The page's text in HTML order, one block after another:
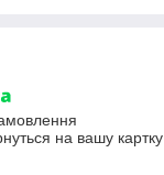
на вашу картку